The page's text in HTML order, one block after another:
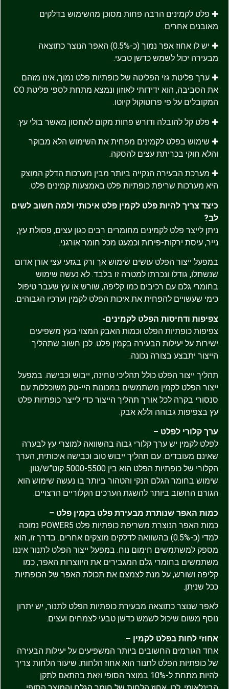
✚ פלט לקמינים הרבה פחות מסוכן מהשימוש בדלקים
מאובנים אחרים.
✚ יש לו אחוז אפר נמוך (כ-0.5%) האפר הנוצר כתוצאה
מבעירה יכול לשמש כדשן טבעי.
✚ ערך פליטת גזי הפליטה של כופתיות פלט נמוך, אינו מזהם
את הסביבה, הוא ידידותי לאוזון ונמצא מתחת לספי פליטת CO
המקובלים על פי פרוטוקול קיוטו.
✚ פלט קל להובלה ודורש פחות מקום לאחסון מאשר בולי עץ.
✚ שימוש בפלט לקמינים מפחית את השימוש הלא מבוקר
והלא חוקי בכריתת עצים להסקה.
✚ מערכת הבעירה הנקייה ביותר מבין מערכות הדלק המוצק
היא מערכות שריפת כופתיות פלט באמצעות קמינים פלט.
כיצד צריך להיות פלט לקמין פלט איכותי ולמה חשוב לשים
לב?
ניתן לייצר פלט לקמינים מחומרים רבים כגון עצים, פסולת עץ,
נייר, עיסת ירקות-פירות וכמעט מכל חומר אורגני.
במפעל ייצור הפלט עושים שימוש אך ורק בגזעי עצי אורן אדום
שנשתלו, גודלו ונכרתו למטרה זו בלבד. לא נעשה שימוש
בחומרי גלם עם רכיבים כמו קליפה, שורש או עץ שעבר טיפול
כימי שעשויים להפחית את איכות הפלט לקמין וערכיו הגבוהים.
צפיפות ודחיסות הפלט לקמינים-
צפיפות כופתיות הפלט וכמות האבק המצוי בעץ משפיעים
ישירות על יעילות הבעירה בקמין פלט. לכן חשוב שתהליך
הייצור יתבצע בצורה נכונה.
תהליך ייצור הפלט כולל תהליכי טחינה, ייבוש וכבישה. במפעל
ייצור הפלט לקמין משתמשים במכונות היי-טק משוכללות עם
סנסורי בקרה לכל אורך תהליך הייצור כדי לייצר כופתיות פלט
עץ בצפיפות גבוהה וללא אבק.
ערך קלורי לפלט –
לפלט לקמין יש ערך קלורי גבוה בהשוואה למוצרי עץ לבערה
שאינם מעובדים. עם תהליך ייבוש טוב וכבישה איכותית, הערך
הקלורי של כופתיות הפלט הוא בין 5000-5500 קוט”ש/טון.
שימוש בחומר הגלם הנקי והטהור ביותר בו נעשה שימוש הוא
הגורם החשוב ביותר להשגת הערכים הקלוריים הרצויים.
כמות האפר שנותרת מבעירת פלט בקמין פלט –
כמות האפר הנוצרת משריפת כופתיות פלט POWER5 נמוכה
למדי (כ-0.5%) בהשוואה לדלקים מוצקים אחרים. בדרך זו, הוא
מספק למשתמשים חימום נוח. במפעל ייצור הפלט לתנור איננו
משתמשים בחומרי גלם המגבירים את היווצרות האפר, כמו
קליפה ושורש, על מנת לצמצם את תכולת האפר של הכופתיות
ככל שניתן.
לאפר שנוצר כתוצאה מבעירת כופתיות הפלט לתנור, יש יתרון
נוסף משום שיכול לשמש כדשן טבעי לצמחים ועצים.
אחוזי לחות בפלט לקמין –
אחד הגורמים החשובים ביותר המשפיעים על יעילות הבעירה
של כופתיות הפלט לתנור הוא אחוז הלחות. שיעור הלחות צריך
להיות מתחת ל-10% במוצר הסופי וזאת בהתאם לתקן